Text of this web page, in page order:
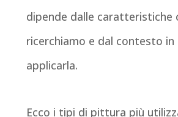
dipende dalle caratteristiche
ricerchiamo e dal contesto
applicarla.
Ecco i tipi di pittura più